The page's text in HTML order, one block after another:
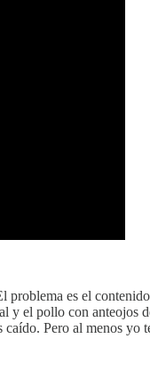
es el
el pollo con
Pero al menos